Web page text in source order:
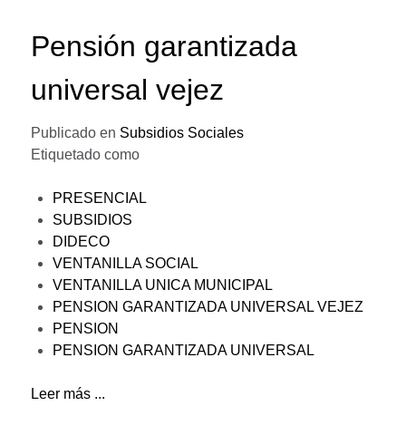
Pensión garantizada
universal vejez
Publicado en Subsidios Sociales
Etiquetado como
PRESENCIAL
SUBSIDIOS
DIDECO
VENTANILLA SOCIAL
VENTANILLA UNICA MUNICIPAL
PENSION GARANTIZADA UNIVERSAL VEJEZ
PENSION
PENSION GARANTIZADA UNIVERSAL
Leer más ...